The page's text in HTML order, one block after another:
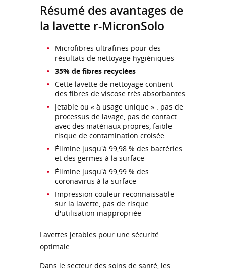
Résumé des avantages de
la lavette r-MicronSolo
Microfibres ultrafines pour des
résultats de nettoyage hygiéniques
35% de fibres recyclées
Cette lavette de nettoyage contient
des fibres de viscose très absorbantes
Jetable ou « à usage unique » : pas de
processus de lavage, pas de contact
avec des matériaux propres, faible
risque de contamination croisée
Élimine jusqu'à 99,98 % des bactéries
et des germes à la surface
Élimine jusqu'à 99,99 % des
coronavirus à la surface
Impression couleur reconnaissable
sur la lavette, pas de risque
d'utilisation inappropriée
Lavettes jetables pour une sécurité
optimale
Dans le secteur des soins de santé, les